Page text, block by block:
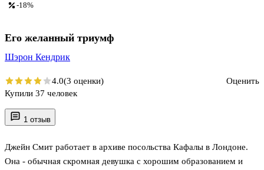
1 отзыв
Джейн Смит работает в архиве посольства Кафалы в Лондоне.
Она - обычная скромная девушка с хорошим образованием и
-18%
Его желанный триумф
Шэрон Кендрик
4.0(3 оценки)
Оценить
Купили 37 человек